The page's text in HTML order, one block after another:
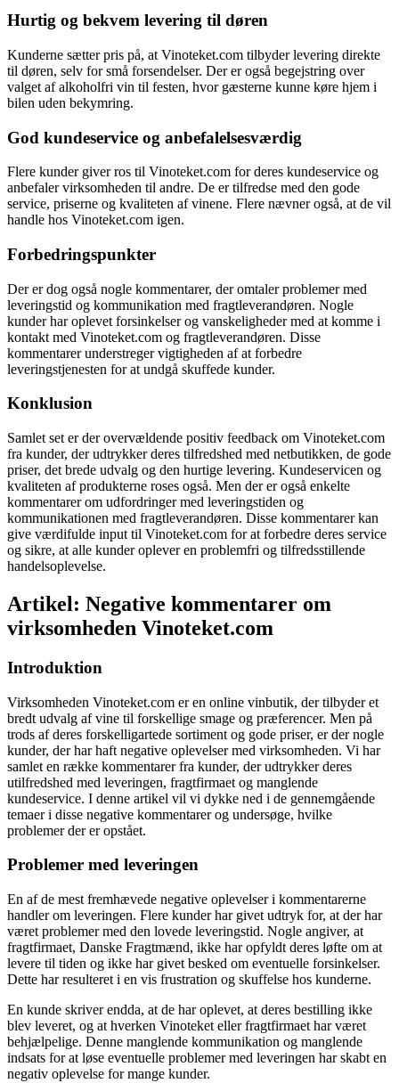
Hurtig og bekvem levering til døren
Kunderne sætter pris på, at Vinoteket.com tilbyder levering direkte
til døren, selv for små forsendelser. Der er også begejstring over
valget af alkoholfri vin til festen, hvor gæsterne kunne køre hjem i
bilen uden bekymring.
God kundeservice og anbefalelsesværdig
Flere kunder giver ros til Vinoteket.com for deres kundeservice og
anbefaler virksomheden til andre. De er tilfredse med den gode
service, priserne og kvaliteten af vinene. Flere nævner også, at de vil
handle hos Vinoteket.com igen.
Forbedringspunkter
Der er dog også nogle kommentarer, der omtaler problemer med
leveringstid og kommunikation med fragtleverandøren. Nogle
kunder har oplevet forsinkelser og vanskeligheder med at komme i
kontakt med Vinoteket.com og fragtleverandøren. Disse
kommentarer understreger vigtigheden af at forbedre
leveringstjenesten for at undgå skuffede kunder.
Konklusion
Samlet set er der overvældende positiv feedback om Vinoteket.com
fra kunder, der udtrykker deres tilfredshed med netbutikken, de gode
priser, det brede udvalg og den hurtige levering. Kundeservicen og
kvaliteten af produkterne roses også. Men der er også enkelte
kommentarer om udfordringer med leveringstiden og
kommunikationen med fragtleverandøren. Disse kommentarer kan
give værdifulde input til Vinoteket.com for at forbedre deres service
og sikre, at alle kunder oplever en problemfri og tilfredsstillende
handelsoplevelse.
Artikel: Negative kommentarer om
virksomheden Vinoteket.com
Introduktion
Virksomheden Vinoteket.com er en online vinbutik, der tilbyder et
bredt udvalg af vine til forskellige smage og præferencer. Men på
trods af deres forskelligartede sortiment og gode priser, er der nogle
kunder, der har haft negative oplevelser med virksomheden. Vi har
samlet en række kommentarer fra kunder, der udtrykker deres
utilfredshed med leveringen, fragtfirmaet og manglende
kundeservice. I denne artikel vil vi dykke ned i de gennemgående
temaer i disse negative kommentarer og undersøge, hvilke
problemer der er opstået.
Problemer med leveringen
En af de mest fremhævede negative oplevelser i kommentarerne
handler om leveringen. Flere kunder har givet udtryk for, at der har
været problemer med den lovede leveringstid. Nogle angiver, at
fragtfirmaet, Danske Fragtmænd, ikke har opfyldt deres løfte om at
levere til tiden og ikke har givet besked om eventuelle forsinkelser.
Dette har resulteret i en vis frustration og skuffelse hos kunderne.
En kunde skriver endda, at de har oplevet, at deres bestilling ikke
blev leveret, og at hverken Vinoteket eller fragtfirmaet har været
behjælpelige. Denne manglende kommunikation og manglende
indsats for at løse eventuelle problemer med leveringen har skabt en
negativ oplevelse for mange kunder.